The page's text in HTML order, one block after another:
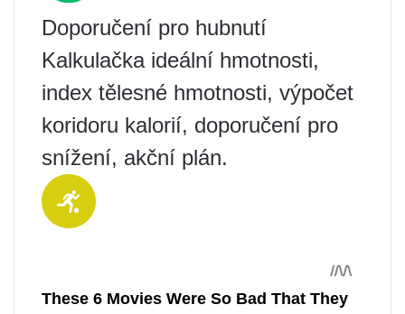
Doporučení pro hubnutí
Kalkulačka ideální hmotnosti,
index tělesné hmotnosti, výpočet
koridoru kalorií, doporučení pro
snížení, akční plán.